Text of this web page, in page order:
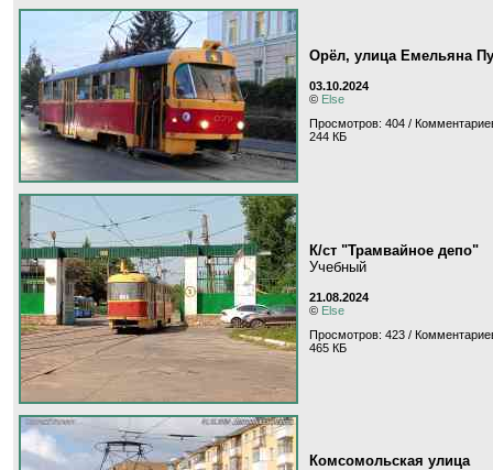
Орёл, улица Емельяна
03.10.2024
© Else
Просмотров: 404 /
244 КБ
К/ст "Трамвайное депо"
Учебный
21.08.2024
© Else
Просмотров: 423 /
465 КБ
Комсомольская улица